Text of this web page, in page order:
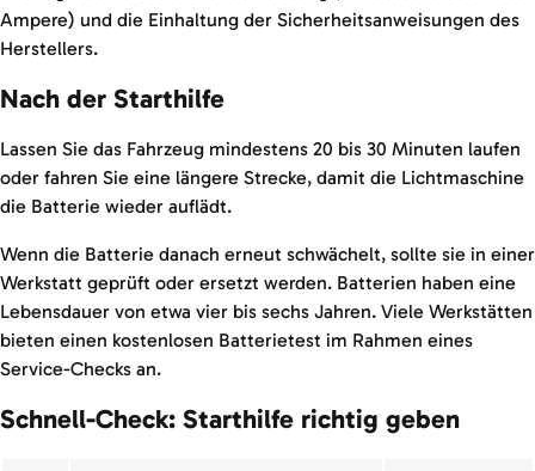
Ampere) und die Einhaltung der Sicherheitsanweisungen des
Herstellers.
Nach der Starthilfe
Lassen Sie das Fahrzeug mindestens 20 bis 30 Minuten laufen
oder fahren Sie eine längere Strecke, damit die Lichtmaschine
die Batterie wieder auflädt.
Wenn die Batterie danach erneut schwächelt, sollte sie in einer
Werkstatt geprüft oder ersetzt werden. Batterien haben eine
Lebensdauer von etwa vier bis sechs Jahren. Viele Werkstätten
bieten einen kostenlosen Batterietest im Rahmen eines
Service-Checks an.
Schnell-Check: Starthilfe richtig geben